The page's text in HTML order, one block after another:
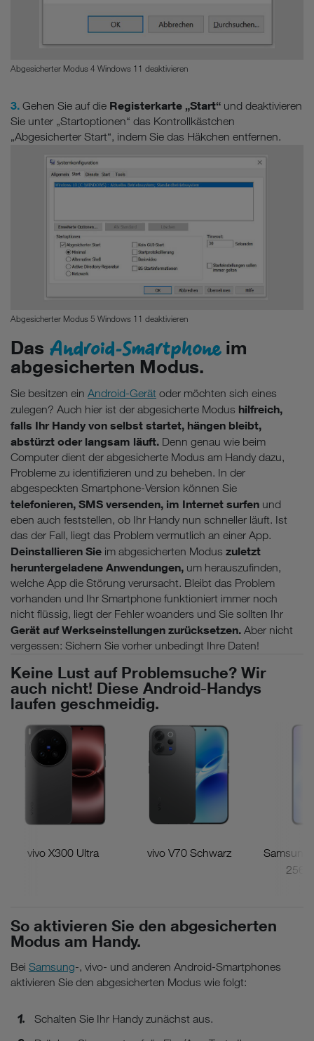
Abgesicherter Modus 4 Windows 11 deaktivieren
3. Gehen Sie auf die Registerkarte „Start“ und deaktivieren
Sie unter „Startoptionen“ das Kontrollkästchen
„Abgesicherter Start“, indem Sie das Häkchen entfernen.
Abgesicherter Modus 5 Windows 11 deaktivieren
Das Android-Smartphoneim
abgesicherten Modus.
Sie besitzen ein Android-Gerät oder möchten sich eines
zulegen? Auch hier ist der abgesicherte Modus hilfreich,
falls Ihr Handy von selbst startet, hängen bleibt,
abstürzt oder langsam läuft. Denn genau wie beim
Computer dient der abgesicherte Modus am Handy dazu,
Probleme zu identifizieren und zu beheben. In der
abgespeckten Smartphone-Version können Sie
telefonieren, SMS versenden, im Internet surfen und
eben auch feststellen, ob Ihr Handy nun schneller läuft. Ist
das der Fall, liegt das Problem vermutlich an einer App.
Deinstallieren Sie im abgesicherten Modus zuletzt
heruntergeladene Anwendungen, um herauszufinden,
welche App die Störung verursacht. Bleibt das Problem
vorhanden und Ihr Smartphone funktioniert immer noch
nicht flüssig, liegt der Fehler woanders und Sie sollten Ihr
Gerät auf Werkseinstellungen zurücksetzen. Aber nicht
vergessen: Sichern Sie vorher unbedingt Ihre Daten!
Keine Lust auf Problemsuche? Wir
auch nicht! Diese Android-Handys
laufen geschmeidig.
vivo X300 Ultra vivo V70 Schwarz
Samsung
So aktivieren Sie den abgesicherten
Modus am Handy.
Bei Samsung-, vivo- und anderen Android-Smartphones
aktivieren Sie den abgesicherten Modus wie folgt:
Schalten Sie Ihr Handy zunächst aus.